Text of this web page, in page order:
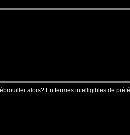
alors? En termes intelligibles de